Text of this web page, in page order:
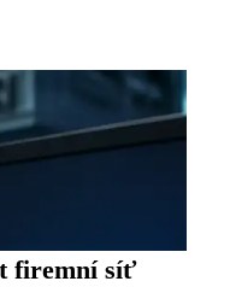
firemní síť